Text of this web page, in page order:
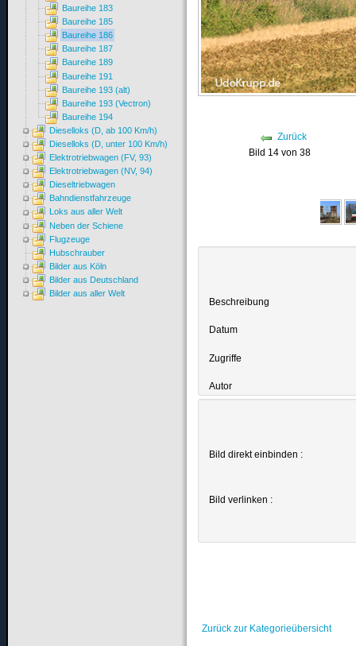
Zurück
Bild 14 von 38
Beschreibung
Datum
Zugriffe
Autor
Bild direkt einbinden :
Bild verlinken :
Zurück zur Kategorieübersicht
Baureihe 183
Baureihe 185
Baureihe 186
Baureihe 187
Baureihe 189
Baureihe 191
Baureihe 193 (alt)
Baureihe 193 (Vectron)
Baureihe 194
Dieselloks (D, ab 100 Km/h)
Dieselloks (D, unter 100 Km/h)
Elektrotriebwagen (FV, 93)
Elektrotriebwagen (NV, 94)
Dieseltriebwagen
Bahndienstfahrzeuge
Loks aus aller Welt
Neben der Schiene
Flugzeuge
Hubschrauber
Bilder aus Köln
Bilder aus Deutschland
Bilder aus aller Welt